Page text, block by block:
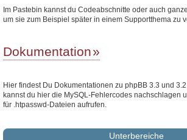
Im Pastebin kannst du Codeabschnitte oder auch
um sie zum Beispiel später in einem Supportthema zu
Dokumentation
Hier findest Du Dokumentationen zu phpBB 3.3 und
kannst du hier die MySQL-Fehlercodes nachschlagen
für .htpasswd-Dateien aufrufen.
Unterbereiche